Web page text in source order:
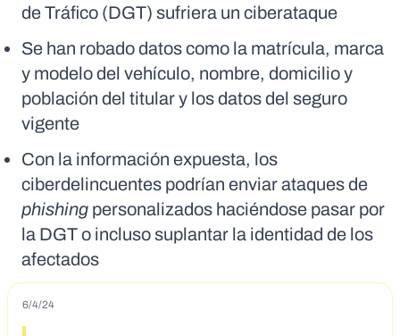
de Tráfico (DGT) sufriera un ciberataque
Se han robado datos como la matrícula, marca
y modelo del vehículo, nombre, domicilio y
población del titular y los datos del seguro
vigente
Con la información expuesta, los
ciberdelincuentes podrían enviar ataques de
phishing personalizados haciéndose pasar por
la DGT o incluso suplantar la identidad de los
afectados
6/4/24